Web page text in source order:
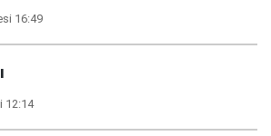
16:49
12:14